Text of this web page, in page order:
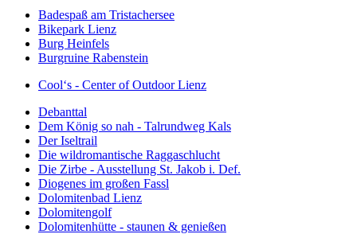
Badespaß am Tristachersee
Bikepark Lienz
Burg Heinfels
Burgruine Rabenstein
Cool‘s - Center of Outdoor Lienz
Debanttal
Dem König so nah - Talrundweg Kals
Der Iseltrail
Die wildromantische Raggaschlucht
Die Zirbe - Ausstellung St. Jakob i. Def.
Diogenes im großen Fassl
Dolomitenbad Lienz
Dolomitengolf
Dolomitenhütte - staunen & genießen